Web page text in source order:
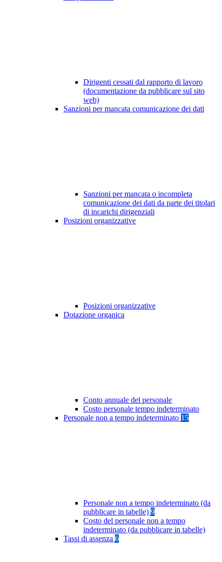
Dirigenti cessati dal rapporto di lavoro
(documentazione da pubblicare sul sito
web)
Sanzioni per mancata comunicazione dei dati
Sanzioni per mancata o incompleta
comunicazione dei dati da parte dei titolari
di incarichi dirigenziali
Posizioni organizzative
Posizioni organizzative
Dotazione organica
Conto annuale del personale
Costo personale tempo indeterminato
Personale non a tempo indeterminato 15
Personale non a tempo indeterminato (da
pubblicare in tabelle) 9
Costo del personale non a tempo
indeterminato (da pubblicare in tabelle)
Tassi di assenza 6